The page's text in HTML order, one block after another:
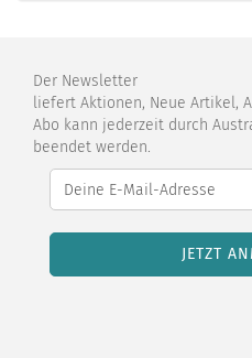
Der Newsletter
liefert Aktionen, Neue Artikel,
Abo kann jederzeit durch
beendet werden.